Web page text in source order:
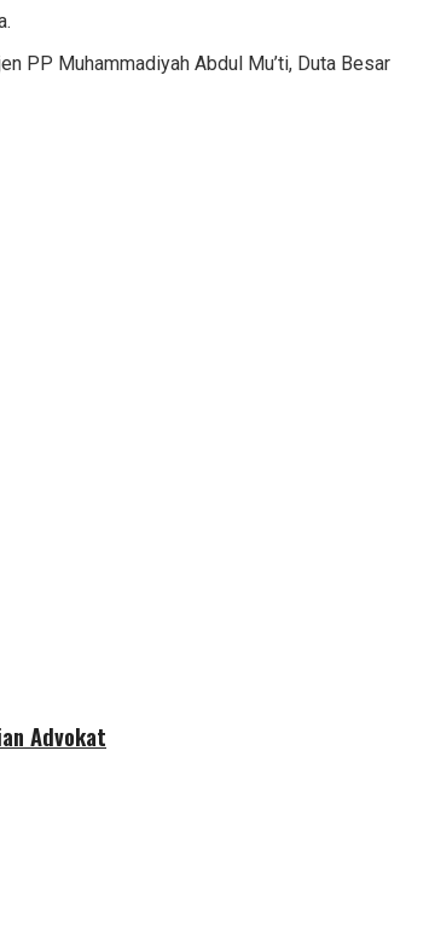
PP Muhammadiyah Abdul Mu’ti, Duta Besar
Advokat